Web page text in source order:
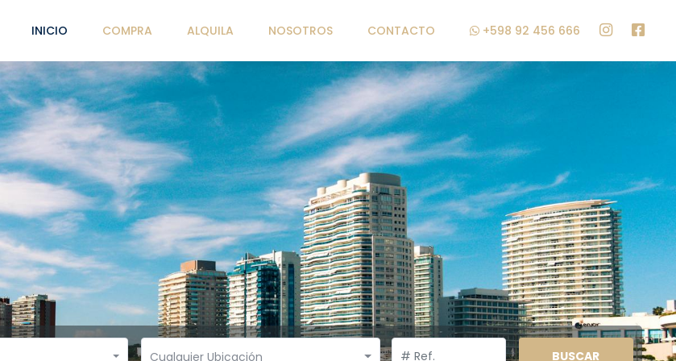
INICIO COMPRA ALQUILA NOSOTROS CONTACTO +598 92 456 666
Cualquier Ubicación BUSCAR